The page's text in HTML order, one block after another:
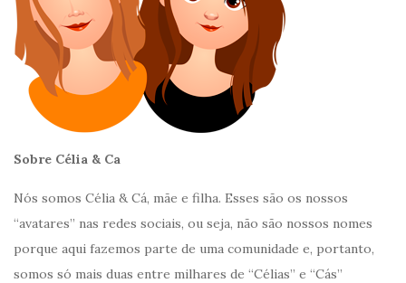
Sobre Célia & Ca
Nós somos Célia & Cá, mãe e filha. Esses são os nossos
“avatares” nas redes sociais, ou seja, não são nossos nomes
porque aqui fazemos parte de uma comunidade e, portanto,
somos só mais duas entre milhares de “Célias” e “Cás”